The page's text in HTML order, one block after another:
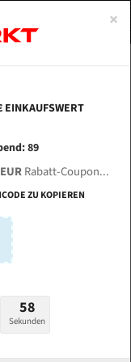
5450 mm Bi-
mm
×
EINKAUFSWERT
89
Rabatt-Coupon...
ZU KOPIEREN
57
Sekunden